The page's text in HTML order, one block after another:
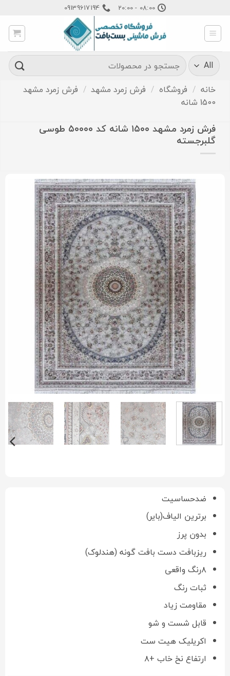
content
08:00 - 20:00
09139617194
جستجو
برای:
خانه / فروشگاه / فرش زمرد مشهد / فرش زمرد مشهد
1500 شانه
فرش زمرد مشهد ۱۵۰۰ شانه کد ۵۰۰۰۰ طوسی
گلبرجسته
ضدحساسیت
برترین الیاف(بایر)
بدون پرز
ریزبافت دست بافت گونه (هندلوک)
۸رنگ واقعی
ثبات رنگ
مقاومت زیاد
قابل شست و شو
اکریلیک هیت ست
ارتفاع نخ خاب +۸